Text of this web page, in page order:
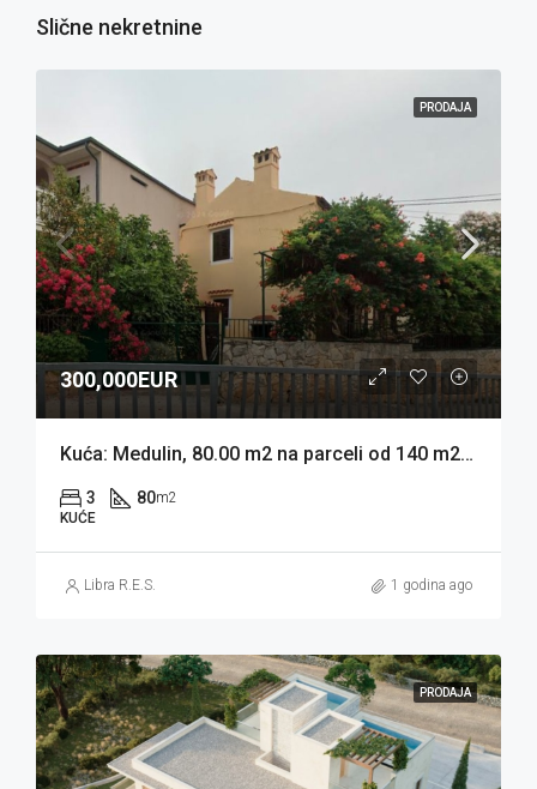
Slične nekretnine
PRODAJA
300,000EUR
Kuća: Medulin, 80.00 m2 na parceli od 140 m2 (prodaja)
3 80m2
KUĆE
Libra R.E.S. 1 godina ago
PRODAJA